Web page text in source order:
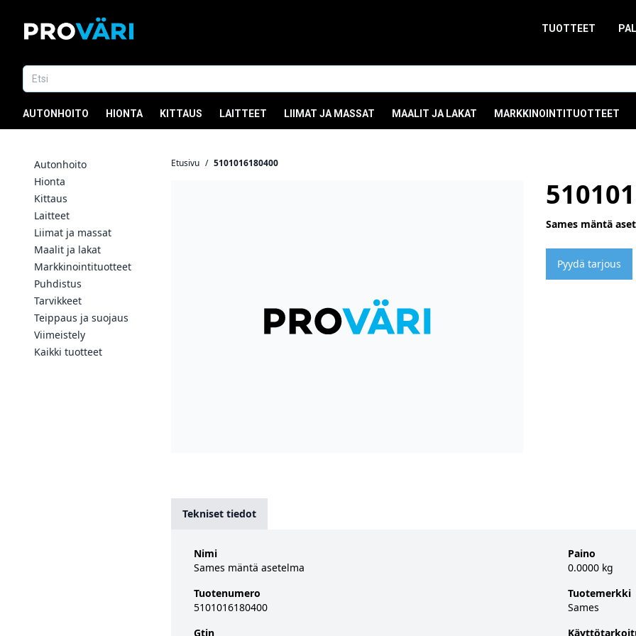
TUOTTEET
AUTONHOITO HIONTA KITTAUS LAITTEET LIIMAT JA MASSAT MAALIT JA LAKAT MARKKINOINTITUOTTEET
Autonhoito
Hionta
Kittaus
Laitteet
Liimat ja massat
Maalit ja lakat
Markkinointituotteet
Puhdistus
Tarvikkeet
Teippaus ja suojaus
Viimeistely
Kaikki tuotteet
Etusivu / 5101016180400
Sames mäntä
Pyydä tarjous
Tekniset tiedot
Nimi
Sames mäntä asetelma
Tuotenumero
5101016180400
Gtin
Paino
0.0000 kg
Tuotemerkki
Sames